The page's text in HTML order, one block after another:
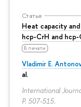
Статья
Heat capacity
hcp-CrH and hcp-
В печати
Vladimir E. Antonov
al.
International
P. 507-515.